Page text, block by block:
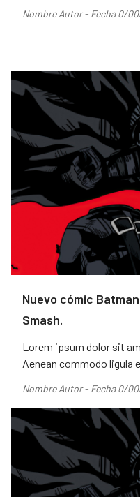
Nombre Autor - Fecha 0/
Nuevo cómic
Smash.
Lorem ipsum dolor sit
Aenean commodo ligula
Nombre Autor - Fecha 0/